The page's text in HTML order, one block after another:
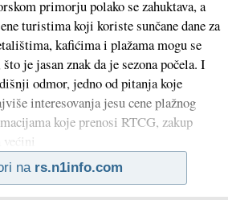
primorju polako se zahuktava, a
turistima koji koriste sunčane dane za
kafićima i plažama mogu se
je jasan znak da je sezona počela. I
odmor, jedno od pitanja koje
interesovanja jesu cene plažnog
koje prenosi RTCG, zakup
na rs.n1info.com